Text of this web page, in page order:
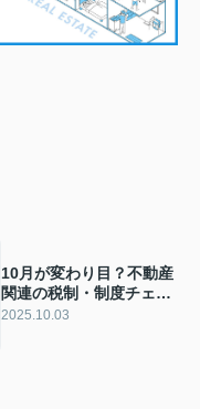
10月が変わり目？不動産
関連の税制・制度チェッ
ク
2025.10.03